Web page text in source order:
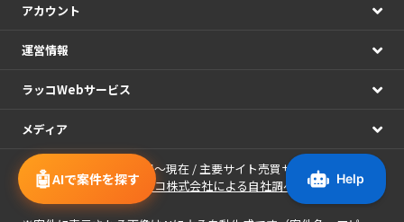
🤖AIで案件を探す
アカウント
運営情報
ラッコWebサービス
メディア
※期間：2021年01月01日～現在 / 主要サイト売買サービス7社の公開
情報の日次集計（ ラッコ株式会社による自社調べ ）